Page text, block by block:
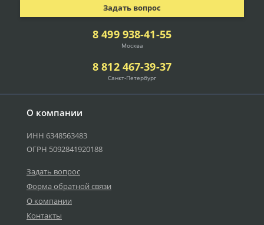
О компании
ИНН 6348563483
ОГРН 5092841920188
Задать вопрос
Форма обратной связи
О компании
Контакты
8 499 938-41-55
Москва
8 812 467-39-37
Санкт-Петербург
Задать вопрос